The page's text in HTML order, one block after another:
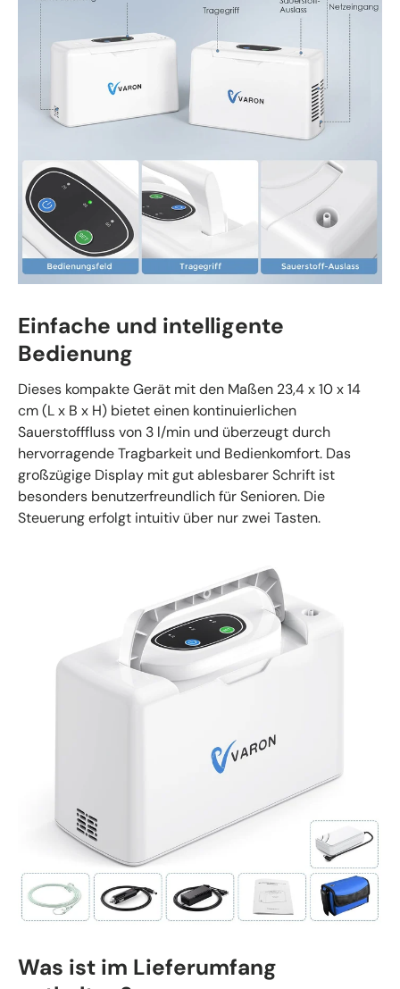
Einfache und intelligente
Bedienung
Dieses kompakte Gerät mit den Maßen 23,4 x 10 x 14
cm (L x B x H) bietet einen kontinuierlichen
Sauerstofffluss von 3 l/min und überzeugt durch
hervorragende Tragbarkeit und Bedienkomfort. Das
großzügige Display mit gut ablesbarer Schrift ist
besonders benutzerfreundlich für Senioren. Die
Steuerung erfolgt intuitiv über nur zwei Tasten.
Was ist im Lieferumfang